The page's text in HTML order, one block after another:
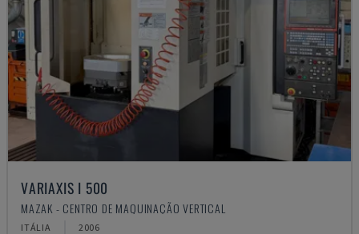
VARIAXIS I 500
MAZAK - CENTRO DE MAQUINAÇÃO VERTICAL
ITÁLIA 2006